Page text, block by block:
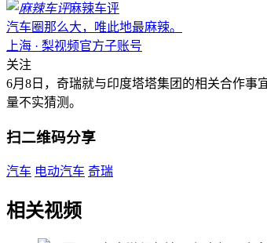
麻辣车评
汽车圈那么大，唯此地最麻辣。
上海 · 梨视频官方子账号
关注
6月8日，奇瑞就与印度塔塔集团的相关合作事
量不实猜测。
扫二维码分享
汽车 电动汽车 奇瑞
相关视频